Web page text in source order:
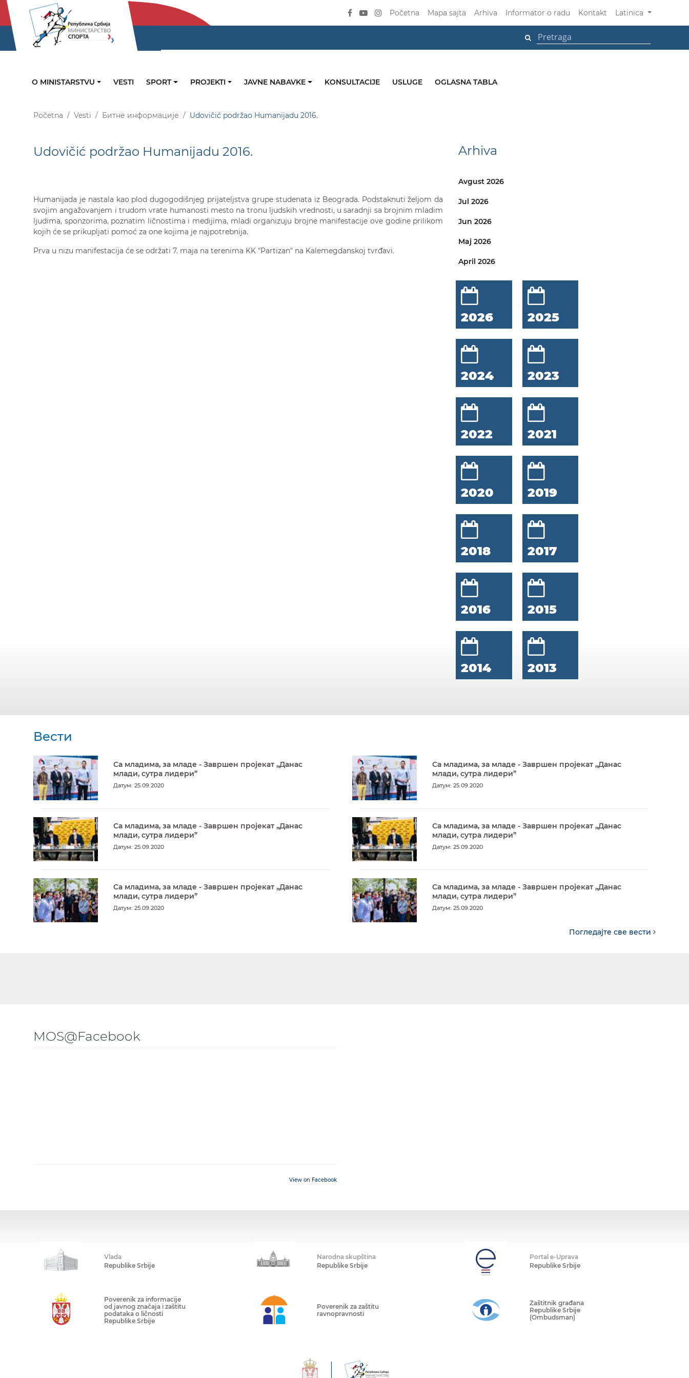
Početna Mapa sajta Arhiva Informator o radu Kontakt Latinica
O MINISTARSTVU VESTI SPORT PROJEKTI JAVNE NABAVKE KONSULTACIJE USLUGE OGLASNA TABLA
Početna Vesti Битне информације Udovičić podržao Humanijadu 2016.
Udovičić podržao Humanijadu 2016.
Humanijada je nastala kao plod dugogodišnjeg prijateljstva grupe studenata iz Beograda. Podstaknuti željom da
svojim angažovanjem i trudom vrate humanosti mesto na tronu ljudskih vrednosti, u saradnji sa brojnim mladim
ljudima, sponzorima, poznatim ličnostima i medijima, mladi organizuju brojne manifestacije ove godine prilikom
kojih će se prikupljati pomoć za one kojima je najpotrebnija.
Prva u nizu manifestacija će se održati 7. maja na terenima KK "Partizan" na Kalemegdanskoj tvrđavi.
Arhiva
Avgust 2026
Jul 2026
Jun 2026
Maj 2026
April 2026
2026 2025
2024 2023
2022 2021
2020 2019
2018 2017
2016 2015
2014 2013
Вести
Са младима, за младе - Завршен пројекат „Данас
млади, сутра лидери”
Датум: 25.09.2020
Са младима, за младе - Завршен пројекат „Данас
млади, сутра лидери”
Датум: 25.09.2020
Са младима, за младе - Завршен пројекат „Данас
млади, сутра лидери”
Датум: 25.09.2020
Са младима, за младе - Завршен пројекат „Данас
млади, сутра лидери”
Датум: 25.09.2020
Са младима, за младе - Завршен пројекат „Данас
млади, сутра лидери”
Датум: 25.09.2020
Са младима, за младе - Завршен пројекат „Данас
млади, сутра лидери”
Датум: 25.09.2020
Погледајте све вести
MOS@Facebook
View on Facebook
Vlada
Republike Srbije
Narodna skupština
Republike Srbije
Portal e-Uprava
Republike Srbije
Poverenik za informacije
od javnog značaja i zaštitu
podataka o ličnosti
Republike Srbije
Poverenik za zaštitu
ravnopravnosti
Zaštitnik građana
Republike Srbije
(Ombudsman)